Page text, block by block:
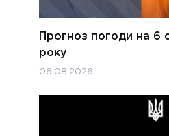
Прогноз погоди на 6
року
06.08.2026